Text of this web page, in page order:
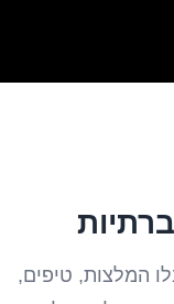
המלצות, טיפים,